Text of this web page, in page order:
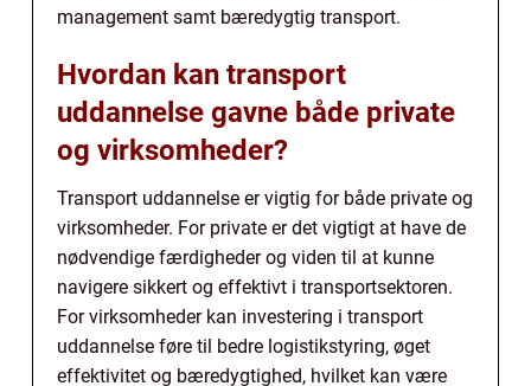
management samt bæredygtig transport.
Hvordan kan transport
uddannelse gavne både private
og virksomheder?
Transport uddannelse er vigtig for både private og
virksomheder. For private er det vigtigt at have de
nødvendige færdigheder og viden til at kunne
navigere sikkert og effektivt i transportsektoren.
For virksomheder kan investering i transport
uddannelse føre til bedre logistikstyring, øget
effektivitet og bæredygtighed, hvilket kan være